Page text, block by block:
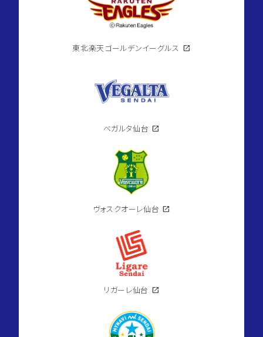
東北楽天ゴールデンイーグルス open_in_new
ベガルタ仙台 open_in_new
ヴォスクオーレ仙台 open_in_new
リガーレ仙台 open_in_new